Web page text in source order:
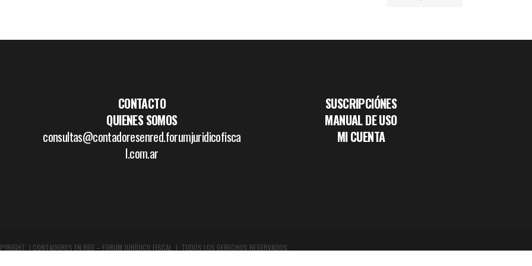
CONTACTO
QUIENES SOMOS
consultas@contadoresenred.forumjuridicofisca
l.com.ar
SUSCRIPCIÓNES
MANUAL DE USO
MI CUENTA
| CONTADORES EN RED – FORUM JURÍDICO FISCAL | TODOS LOS DERECHOS RESERVADOS.